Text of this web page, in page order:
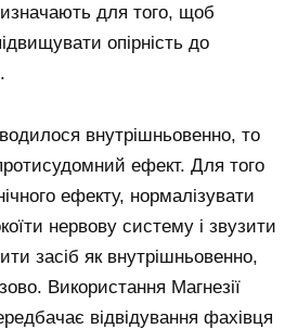
для того, щоб
опірність до
внутрішньовенно, то
ефект. Для того
ефекту, нормалізувати
нервову систему і звузити
засіб як внутрішньовенно,
Використання Магнезії
відвідування фахівця